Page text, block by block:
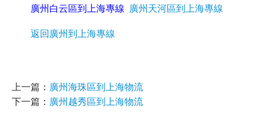
廣州白云區到上海專線 廣州天河區到上海專線
返回廣州到上海專線
上一篇： 廣州海珠區到上海物流
下一篇： 廣州越秀區到上海物流